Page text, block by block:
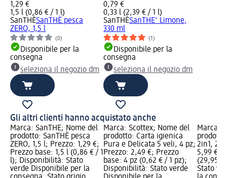
1,29 €
1,5 l (0,86 € / 1 l)
SanTHÈSanTHÈ pesca
ZERO, 1,5 l
(0)
Disponibile per la
consegna
seleziona il negozio dm
0,79 €
0,33 l (2,39 € / 1 l)
SanTHÈSanTHE' Limone,
330 ml
(1)
Disponibile per la
consegna
seleziona il negozio dm
Gli altri clienti hanno acquistato anche
Marca: SanTHÈ; Nome del
prodotto: SanTHÈ pesca
ZERO, 1,5 l; Prezzo: 1,29 €;
Prezzo base: 1,5 l (0,86 € / 1
l); Disponibilità: Stato
verde Disponibile per la
Marca: Scottex; Nome del
prodotto: Carta igienica
Pura e Delicata 5 veli, 4 pz;
Prezzo: 2,49 €; Prezzo
base: 4 pz (0,62 € / 1 pz);
Disponibilità: Stato verde
Marca:
2in1,
5,99 €;
(29,95
Stato